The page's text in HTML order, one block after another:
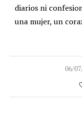
diarios ni
una mujer, un
06/